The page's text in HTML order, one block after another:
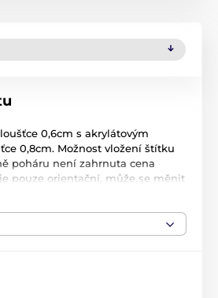
0,6cm s akrylátovým
0,8cm. Možnost vložení štítku
poháru není zahrnuta cena
pouze orientační, může se měnit